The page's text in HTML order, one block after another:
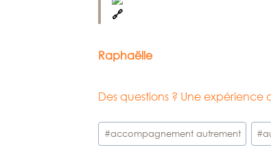
Raphaëlle
Des questions ? Une
Étiquettes
de
#accompagnement autrement #